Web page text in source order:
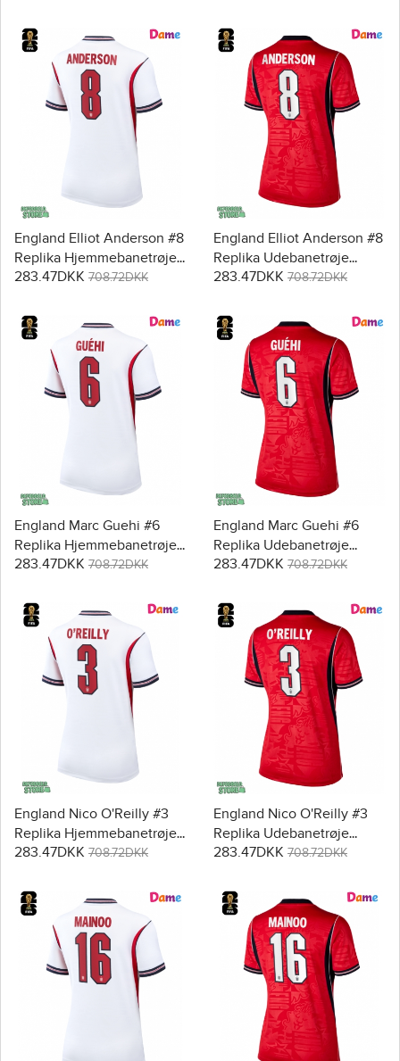
England Elliot Anderson #8
Replika Hjemmebanetrøje
Dame VM 2026 Kortærmet
283.47DKK 708.72DKK
England Elliot Anderson #8
Replika Udebanetrøje
Dame VM 2026 Kortærmet
283.47DKK 708.72DKK
England Marc Guehi #6
Replika Hjemmebanetrøje
Dame VM 2026 Kortærmet
283.47DKK 708.72DKK
England Marc Guehi #6
Replika Udebanetrøje
Dame VM 2026 Kortærmet
283.47DKK 708.72DKK
England Nico O'Reilly #3
Replika Hjemmebanetrøje
Dame VM 2026 Kortærmet
283.47DKK 708.72DKK
England Nico O'Reilly #3
Replika Udebanetrøje
Dame VM 2026 Kortærmet
283.47DKK 708.72DKK